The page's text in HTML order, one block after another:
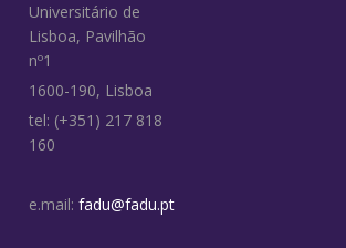
Universitário de
Lisboa, Pavilhão
nº1
1600-190, Lisboa
tel: (+351) 217 818
160
e.mail: fadu@fadu.pt